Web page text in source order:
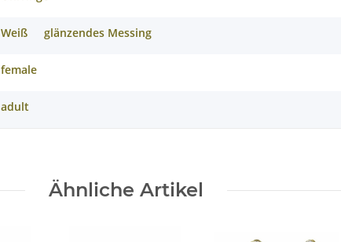
Weiß glänzendes Messing
female
adult
Ähnliche Artikel